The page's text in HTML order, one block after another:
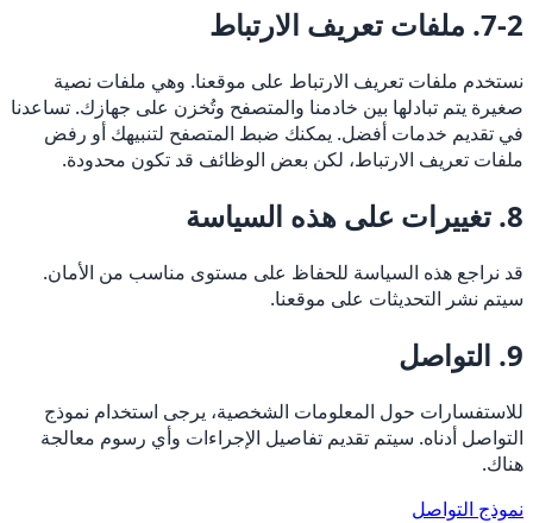
7-2. ملفات تعريف الارتباط
نستخدم ملفات تعريف الارتباط على موقعنا. وهي ملفات نصية
صغيرة يتم تبادلها بين خادمنا والمتصفح وتُخزن على جهازك. تساعدنا
في تقديم خدمات أفضل. يمكنك ضبط المتصفح لتنبيهك أو رفض
ملفات تعريف الارتباط، لكن بعض الوظائف قد تكون محدودة.
8. تغييرات على هذه السياسة
قد نراجع هذه السياسة للحفاظ على مستوى مناسب من الأمان.
سيتم نشر التحديثات على موقعنا.
9. التواصل
للاستفسارات حول المعلومات الشخصية، يرجى استخدام نموذج
التواصل أدناه. سيتم تقديم تفاصيل الإجراءات وأي رسوم معالجة
هناك.
نموذج التواصل